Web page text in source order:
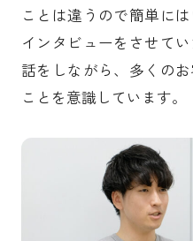
ことは違うので簡単に
インタビューをさせて
話をしながら、多くの
ことを意識しています。